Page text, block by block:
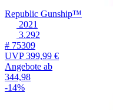
Republic Gunship™
2021
3.292
# 75309
UVP399,99 €
Angebote ab
344,98
-14%